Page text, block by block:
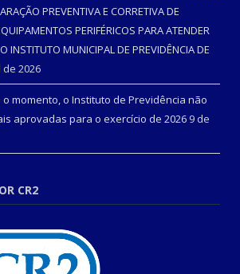
PREVENTIVA E CORRETIVA DE
PERIFÉRICOS PARA ATENDER
INSTITUTO MUNICIPAL DE PREVIDÊNCIA DE
2026
momento, o Instituto de Previdência não
aprovadas para o exercício de 2026 9 de
CR2